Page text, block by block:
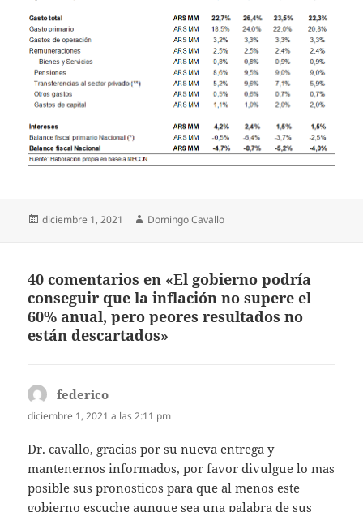
Publicado
diciembre 1, 2021 Autor
Domingo Cavallo
40 comentarios en «El gobierno podría
conseguir que la inflación no supere el
60% anual, pero peores resultados no
están descartados»
federico
diciembre 1, 2021 a las 2:11 pm
Dr. cavallo, gracias por su nueva entrega y
mantenernos informados, por favor divulgue lo mas
posible sus pronosticos para que al menos este
gobierno escuche aunque sea una palabra de sus